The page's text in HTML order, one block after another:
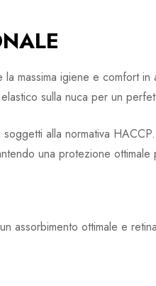
massima igiene e comfort
sulla nuca per un
alla normativa
una protezione
assorbimento ottimale e